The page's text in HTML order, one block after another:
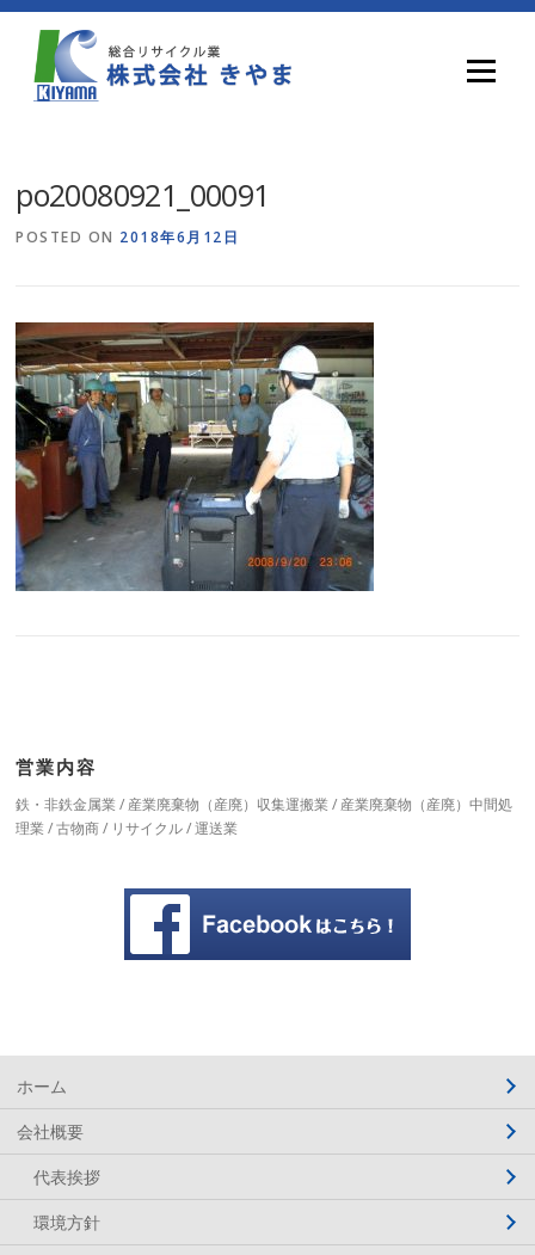
content
Menu
po20080921_00091
POSTED ON 2018年6月12日
営業内容
鉄・非鉄金属業 / 産業廃棄物（産廃）収集運搬業 / 産業廃棄物（産廃）中間処
理業 / 古物商 / リサイクル / 運送業
ホーム
会社概要
代表挨拶
環境方針